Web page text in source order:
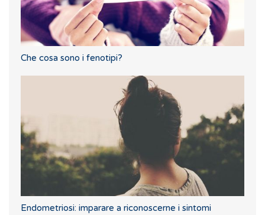
Che cosa sono i fenotipi?
Endometriosi: imparare a riconoscerne i sintomi